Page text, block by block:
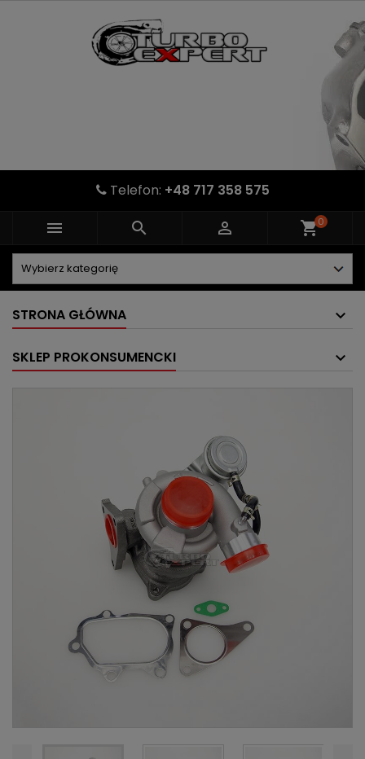
Telefon: +48 717 358 575
   shopping_cart0
STRONA GŁÓWNA
SKLEP PROKONSUMENCKI